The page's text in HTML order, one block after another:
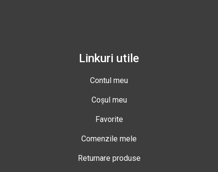
Linkuri utile
Contul meu
Coșul meu
Favorite
Comenzile mele
Returnare produse